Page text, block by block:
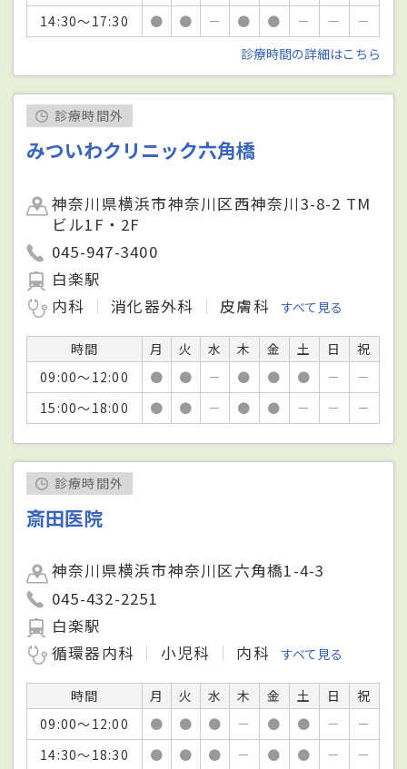
14:30～17:30
● ● － ● ● － －
－
診療時間の詳細はこちら
診療時間外
みついわクリニック六角橋
神奈川県横浜市神奈川区西神奈川3-8-2 TM
ビル1F・2F
045-947-3400
白楽駅
内科
消化器外科 皮膚科 すべて見る
時間 月 火 水 木 金 土 日
祝
09:00～12:00
● ● － ● ● ● －
－
15:00～18:00
● ● － ● ● － － －
診療時間外
斎田医院
神奈川県横浜市神奈川区六角橋1-4-3
045-432-2251
白楽駅
循環器内科
小児科 内科 すべて見る
時間 月 火 水 木 金 土 日
祝
09:00～12:00
● ● ● － ● ● －
－
14:30～18:30
● ● ● － ● ● － －